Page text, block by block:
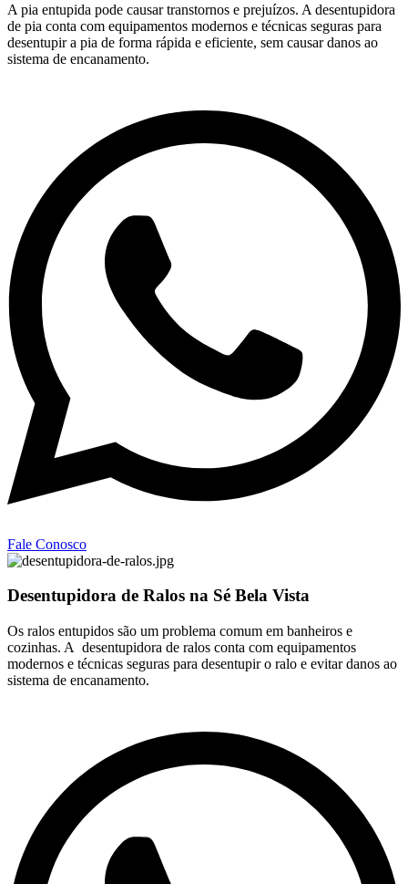
A pia entupida pode causar transtornos e prejuízos. A desentupidora
de pia conta com equipamentos modernos e técnicas seguras para
desentupir a pia de forma rápida e eficiente, sem causar danos ao
sistema de encanamento.
Fale Conosco
Desentupidora de Ralos na Sé Bela Vista
Os ralos entupidos são um problema comum em banheiros e
cozinhas. A desentupidora de ralos conta com equipamentos
modernos e técnicas seguras para desentupir o ralo e evitar danos ao
sistema de encanamento.